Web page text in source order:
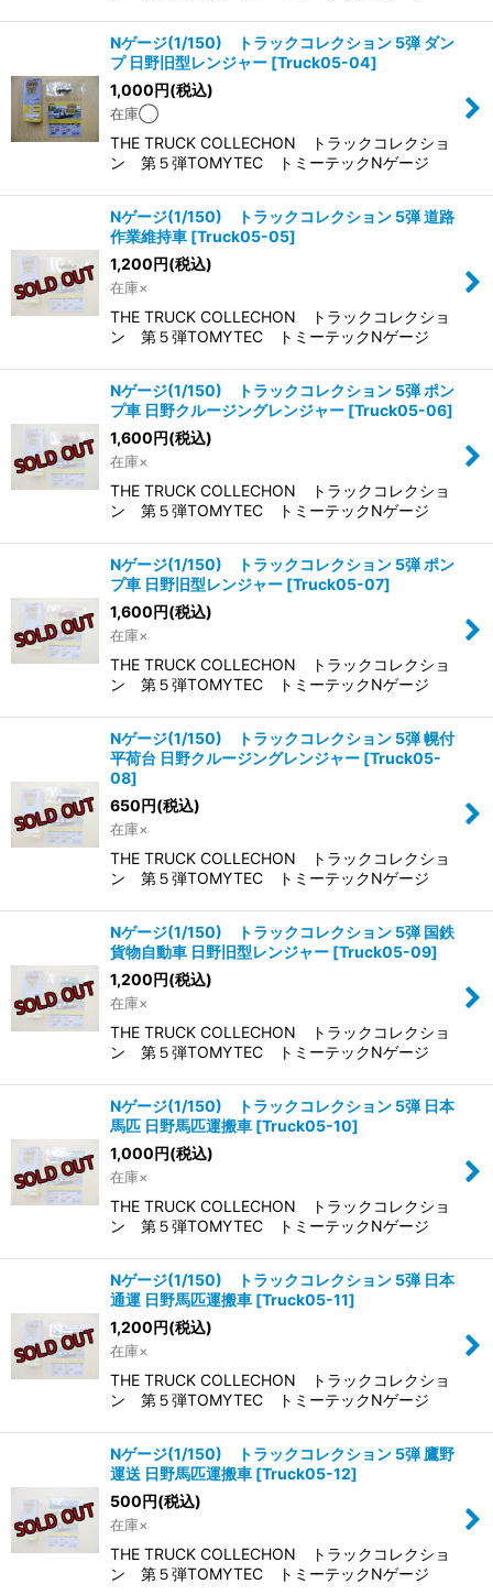
Nゲージ(1/150) トラックコレクション 5弾 ダン
プ 日野旧型レンジャー [Truck05-04]
1,000円(税込)
在庫◯
THE TRUCK COLLECHON トラックコレクショ
ン 第５弾TOMYTEC トミーテックNゲージ
Nゲージ(1/150) トラックコレクション 5弾 道路
作業維持車 [Truck05-05]
1,200円(税込)
在庫×
THE TRUCK COLLECHON トラックコレクショ
ン 第５弾TOMYTEC トミーテックNゲージ
Nゲージ(1/150) トラックコレクション 5弾 ポン
プ車 日野クルージングレンジャー [Truck05-06]
1,600円(税込)
在庫×
THE TRUCK COLLECHON トラックコレクショ
ン 第５弾TOMYTEC トミーテックNゲージ
Nゲージ(1/150) トラックコレクション 5弾 ポン
プ車 日野旧型レンジャー [Truck05-07]
1,600円(税込)
在庫×
THE TRUCK COLLECHON トラックコレクショ
ン 第５弾TOMYTEC トミーテックNゲージ
Nゲージ(1/150) トラックコレクション 5弾 幌付
平荷台 日野クルージングレンジャー [Truck05-
08]
650円(税込)
在庫×
THE TRUCK COLLECHON トラックコレクショ
ン 第５弾TOMYTEC トミーテックNゲージ
Nゲージ(1/150) トラックコレクション 5弾 国鉄
貨物自動車 日野旧型レンジャー [Truck05-09]
1,200円(税込)
在庫×
THE TRUCK COLLECHON トラックコレクショ
ン 第５弾TOMYTEC トミーテックNゲージ
Nゲージ(1/150) トラックコレクション 5弾 日本
馬匹 日野馬匹運搬車 [Truck05-10]
1,000円(税込)
在庫×
THE TRUCK COLLECHON トラックコレクショ
ン 第５弾TOMYTEC トミーテックNゲージ
Nゲージ(1/150) トラックコレクション 5弾 日本
通運 日野馬匹運搬車 [Truck05-11]
1,200円(税込)
在庫×
THE TRUCK COLLECHON トラックコレクショ
ン 第５弾TOMYTEC トミーテックNゲージ
Nゲージ(1/150) トラックコレクション 5弾 鷹野
運送 日野馬匹運搬車 [Truck05-12]
500円(税込)
在庫×
THE TRUCK COLLECHON トラックコレクショ
ン 第５弾TOMYTEC トミーテックNゲージ